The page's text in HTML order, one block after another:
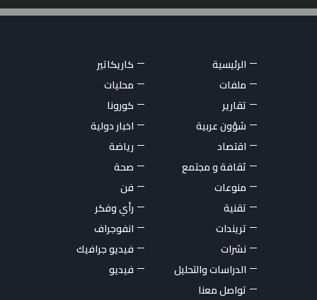
الرئيسية
كاريكاتير
ملفات
محليات
تقارير
كورونا
شؤون عربية
اخبار دولية
اقتصاد
رياضة
ثقافة و مجتمع
صحة
منوعات
فن
تقنية
رأي وفكر
تريندات
انفوجراف
نشرات
فيديو جرافيك
الدراسات والتحليل
فيديو
تواصل معنا